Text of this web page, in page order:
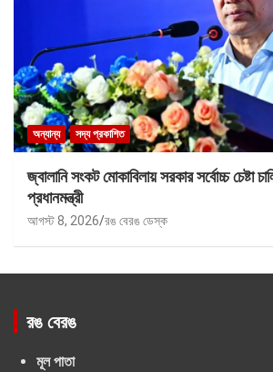
অন্যান্য সদ্য প্রকাশিত
জ্বালানি সংকট মোকাবিলায় সরকার সর্বোচ্চ চেষ্টা
প্রধানমন্ত্রী
আগস্ট 8, 2026 রঙ বেরঙ ডেস্ক
রঙ বেরঙ
মূল পাতা